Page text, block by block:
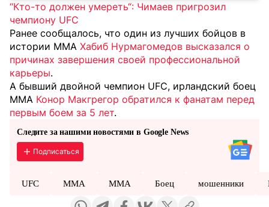
“Кто-то должен умереть“: Чимаев пригрозил
чемпиону UFC
Ранее сообщалось, что один из лучших бойцов в
истории ММА Хабиб Нурмагомедов высказался о
причинах завершения своей профессиональной
карьеры.
А бывший двойной чемпион UFC, ирландский боец
ММА Конор Макгрегор обратился к фанатам перед
первым боем за 5 лет.
Следите за нашими новостями в Google News
Подписаться
UFC MMA ММА Боец мошенники